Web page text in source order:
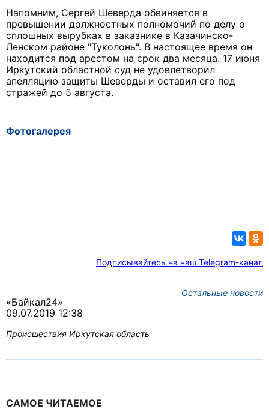
Напомним, Сергей Шеверда обвиняется в
превышении должностных полномочий по делу о
сплошных вырубках в заказнике в Казачинско-
Ленском районе "Туколонь". В настоящее время он
находится под арестом на срок два месяца. 17 июня
Иркутский областной суд не удовлетворил
апелляцию защиты Шеверды и оставил его под
стражей до 5 августа.
Фотогалерея
Подписывайтесь на наш Telegram-канал
Остальные новости
«Байкал24»
09.07.2019 12:38
Происшествия Иркутская область
САМОЕ ЧИТАЕМОЕ